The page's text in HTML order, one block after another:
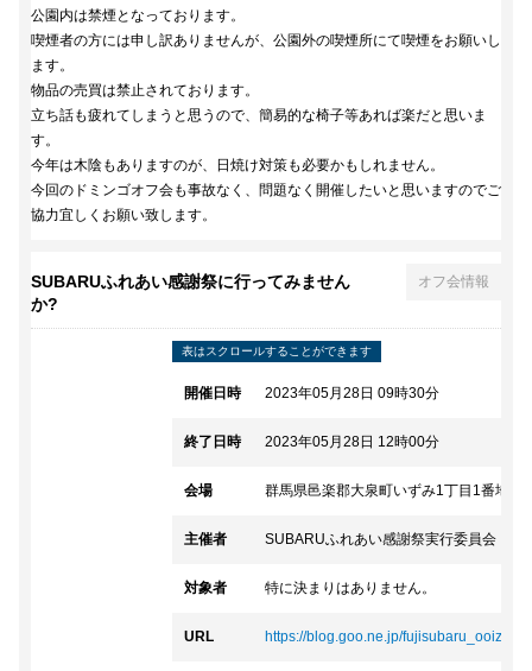
公園内は禁煙となっております。
喫煙者の方には申し訳ありませんが、公園外の喫煙所にて喫煙をお願いし
ます。
物品の売買は禁止されております。
立ち話も疲れてしまうと思うので、簡易的な椅子等あれば楽だと思いま
す。
今年は木陰もありますのが、日焼け対策も必要かもしれません。
今回のドミンゴオフ会も事故なく、問題なく開催したいと思いますのでご
協力宜しくお願い致します。
SUBARUふれあい感謝祭に行ってみません
か?
オフ会情報
開催日時 2023年05月28日 09時30分
終了日時 2023年05月28日 12時00分
会場 群馬県邑楽郡大泉町いずみ1丁目1番地1
主催者 SUBARUふれあい感謝祭実行委員会
対象者 特に決まりはありません。
URL https://blog.goo.ne.jp/fujisubaru_ooizum...